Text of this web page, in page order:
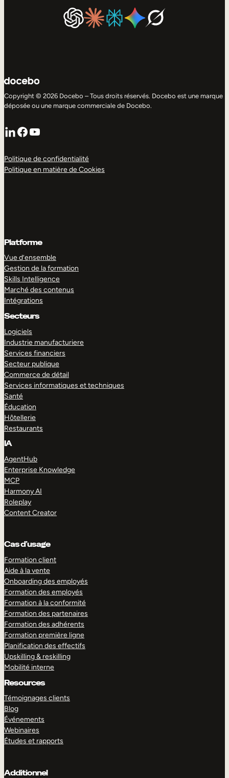
Copyright © 2026 Docebo – Tous droits réservés. Docebo est une marque
déposée ou une marque commerciale de Docebo.
LinkedIn
Facebook
YouTube
Politique de confidentialité
Politique en matière de Cookies
Platforme
Vue d’ensemble
Gestion de la formation
Skills Intelligence
Marché des contenus
Intégrations
Secteurs
Logiciels
Industrie manufacturiere
Services financiers
Secteur publique
Commerce de détail
Services informatiques et techniques
Santé
Éducation
Hôtellerie
Restaurants
IA
AgentHub
Enterprise Knowledge
MCP
Harmony AI
Roleplay
Content Creator
Cas d’usage
Formation client
Aide à la vente
Onboarding des employés
Formation des employés
Formation à la conformité
Formation des partenaires
Formation des adhérents
Formation première ligne
Planification des effectifs
Upskilling & reskilling
Mobilité interne
Resources
Témoignages clients
Blog
Événements
Webinaires
Études et rapports
Additionnel